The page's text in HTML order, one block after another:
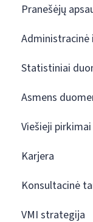
Pranešėjų
Statistiniai
Asmens
Viešieji pirkimai
Karjera
Konsultacinė
VMI strategija